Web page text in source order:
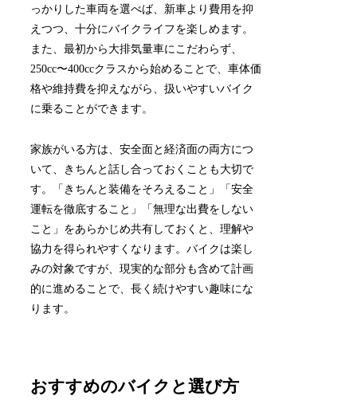
っかりした車両を選べば、新車より費用を抑
えつつ、十分にバイクライフを楽しめます。
また、最初から大排気量車にこだわらず、
250cc〜400ccクラスから始めることで、車体価
格や維持費を抑えながら、扱いやすいバイク
に乗ることができます。
家族がいる方は、安全面と経済面の両方につ
いて、きちんと話し合っておくことも大切で
す。「きちんと装備をそろえること」「安全
運転を徹底すること」「無理な出費をしない
こと」をあらかじめ共有しておくと、理解や
協力を得られやすくなります。バイクは楽し
みの対象ですが、現実的な部分も含めて計画
的に進めることで、長く続けやすい趣味にな
ります。
おすすめのバイクと選び方